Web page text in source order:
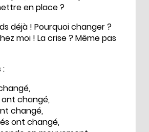
en place ?
déjà ! Pourquoi changer ?
moi ! La crise ? Même pas
:
changé,
changé,
ont changé,